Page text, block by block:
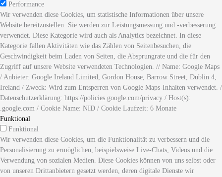
Performance
Wir verwenden diese Cookies, um statistische Informationen über unsere
Website bereitzustellen. Sie werden zur Leistungsmessung und -verbesserung
verwendet. Diese Kategorie wird auch als Analytics bezeichnet. In diese
Kategorie fallen Aktivitäten wie das Zählen von Seitenbesuchen, die
Geschwindigkeit beim Laden von Seiten, die Absprungrate und die für den
Zugriff auf unsere Website verwendeten Technologien. // Name: Google Maps
/ Anbieter: Google Ireland Limited, Gordon House, Barrow Street, Dublin 4,
Ireland / Zweck: Wird zum Entsperren von Google Maps-Inhalten verwendet. /
Datenschutzerklärung: https://policies.google.com/privacy / Host(s):
.google.com / Cookie Name: NID / Cookie Laufzeit: 6 Monate
Funktional
Funktional
Wir verwenden diese Cookies, um die Funktionalität zu verbessern und die
Personalisierung zu ermöglichen, beispielsweise Live-Chats, Videos und die
Verwendung von sozialen Medien. Diese Cookies können von uns selbst oder
von unseren Drittanbietern gesetzt werden, deren digitale Dienste wir